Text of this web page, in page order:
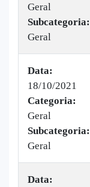
Geral
Subcategoria:
Geral
Data:
18/10/2021
Categoria:
Geral
Subcategoria:
Geral
Data: